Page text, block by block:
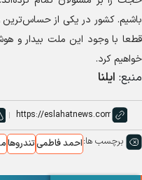
باشیم. کشور در یکی از حساس‌ترین
قطعا با وجود این ملت بیدار و
خواهیم کرد.
منبع: ایلنا
برچسب ها:احمد فاطمیتندروها